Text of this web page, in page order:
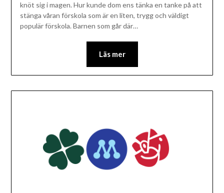
knöt sig i magen. Hur kunde dom ens tänka en tanke på att
stänga våran förskola som är en liten, trygg och väldigt
populär förskola. Barnen som går där…
Läs mer